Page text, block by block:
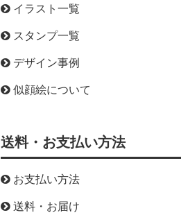
イラスト一覧
スタンプ一覧
デザイン事例
似顔絵について
送料・お支払い方法
お支払い方法
送料・お届け